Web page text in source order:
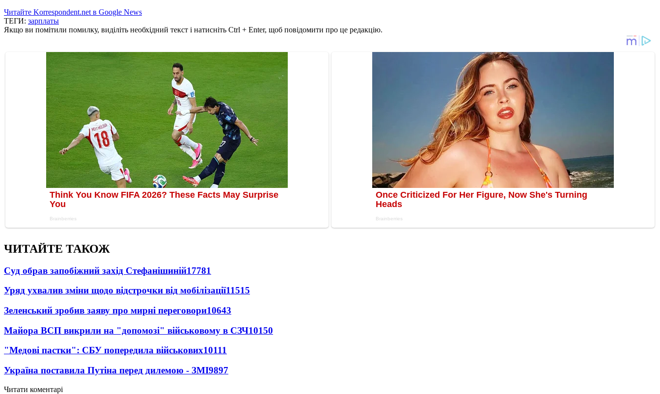
Читайте Korrespondent.net в Google News
ТЕГИ: зарплаты
Якщо ви помітили помилку, виділіть необхідний текст і натисніть Ctrl + Enter, щоб повідомити про це редакцію.
ЧИТАЙТЕ ТАКОЖ
Суд обрав запобіжний захід Стефанішиній17781
Уряд ухвалив зміни щодо відстрочки від мобілізації11515
Зеленський зробив заяву про мирні переговори10643
Майора ВСП викрили на "допомозі" військовому в СЗЧ10150
"Медові пастки": СБУ попередила військових10111
Україна поставила Путіна перед дилемою - ЗМІ9897
Читати коментарі